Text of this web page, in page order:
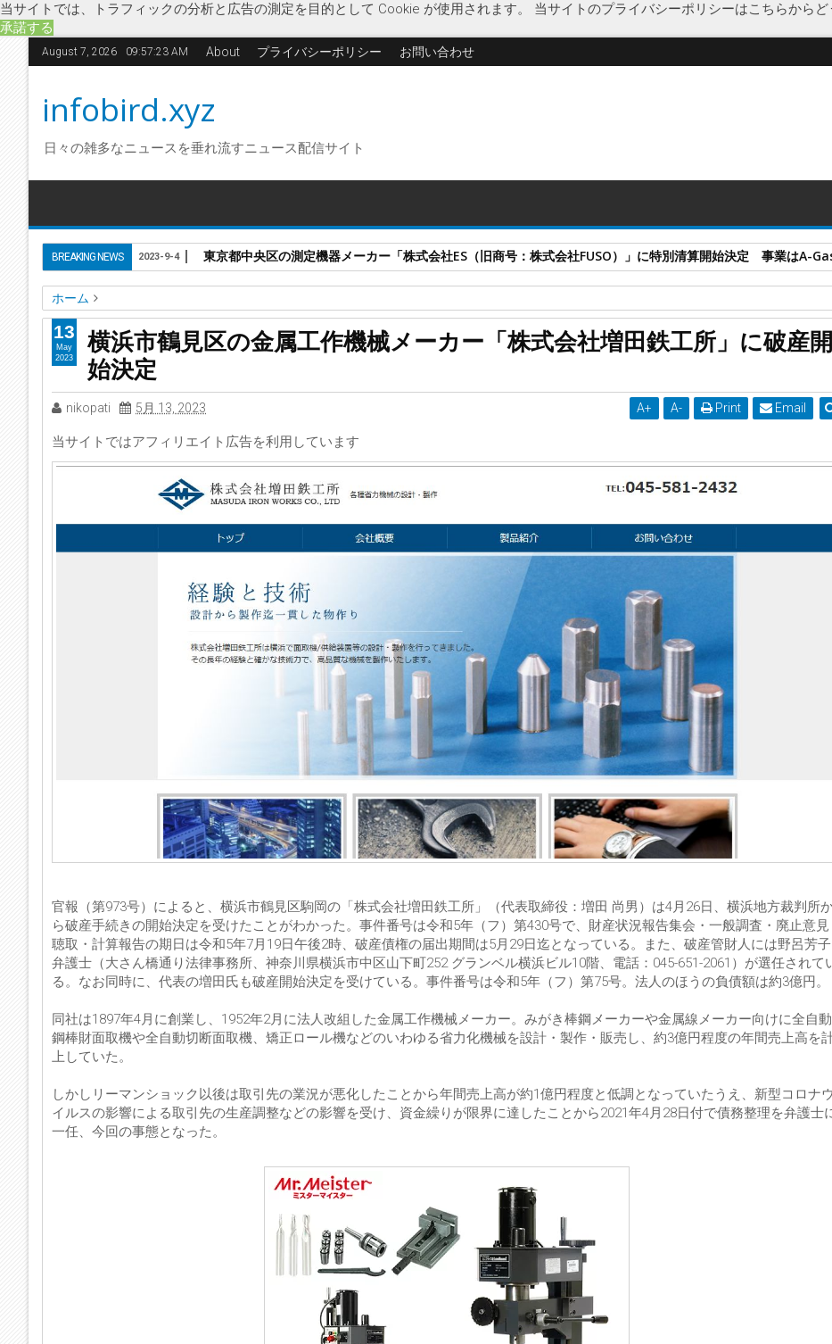
当サイトでは、トラフィックの分析と広告の測定を目的として Cookie が使用されます。 当サイトのプライバシーポリシーはこちらからど
承諾する
August 7, 2026 09:57:24 AM About プライバシーポリシー お問い合わせ
infobird.xyz
日々の雑多なニュースを垂れ流すニュース配信サイト
BREAKING NEWS 東京都中央区の測定機器メーカー「株式会社ES（旧商号：株式会社FUSO）」に特別清算開始決定 事業はA-
2023-9-4
ホーム
リーマンショック
企業破綻 経済 工作機械メーカー 省力化機械 新型コロナウイルス 神奈川県 全自動鋼棒財面取機
増田鉄工所
破産開始決定
横浜市鶴見区の金属工作機械メーカー「株式会社増田鉄工所」に破産開始決定
横浜市鶴見区の金属工作機械メーカー「株式会社増田鉄工所」に破産開
始決定
nikopati 5月 13, 2023 A+ A- Print Email
当サイトではアフィリエイト広告を利用しています
官報（第973号）によると、横浜市鶴見区駒岡の「株式会社増田鉄工所」（代表取締役：増田 尚男）は4月26日、横浜地方裁判所
ら破産手続きの開始決定を受けたことがわかった。事件番号は令和5年（フ）第430号で、財産状況報告集会・一般調査・廃止意見
聴取・計算報告の期日は令和5年7月19日午後2時、破産債権の届出期間は5月29日迄となっている。また、破産管財人には野呂芳子
弁護士（大さん橋通り法律事務所、神奈川県横浜市中区山下町252 グランベル横浜ビル10階、電話：045-651-2061）が選任されて
る。なお同時に、代表の増田氏も破産開始決定を受けている。事件番号は令和5年（フ）第75号。法人のほうの負債額は約3億円。
同社は1897年4月に創業し、1952年2月に法人改組した金属工作機械メーカー。みがき棒鋼メーカーや金属線メーカー向けに全自動
鋼棒財面取機や全自動切断面取機、矯正ロール機などのいわゆる省力化機械を設計・製作・販売し、約3億円程度の年間売上高を
上していた。
しかしリーマンショック以後は取引先の業況が悪化したことから年間売上高が約1億円程度と低調となっていたうえ、新型コロナウ
イルスの影響による取引先の生産調整などの影響を受け、資金繰りが限界に達したことから2021年4月28日付で債務整理を弁護士
一任、今回の事態となった。
13
May
2023